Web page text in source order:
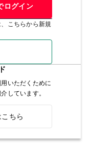
ログイン
こちらから新規
いただくために
しています。
ちら